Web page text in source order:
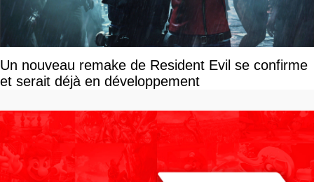
Un nouveau remake de Resident Evil se confirme
et serait déjà en développement